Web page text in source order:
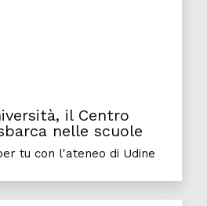
il Centro
nelle scuole
tu con l'ateneo di Udine